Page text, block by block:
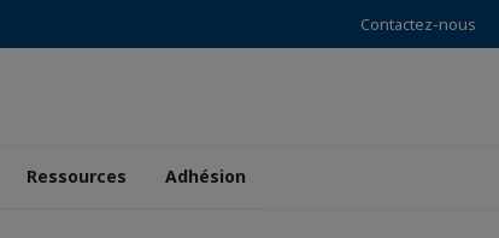
Contactez-nous
Ressources Adhésion